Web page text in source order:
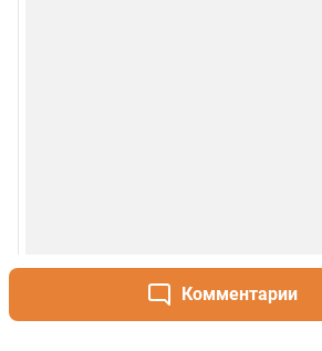
Комментарии